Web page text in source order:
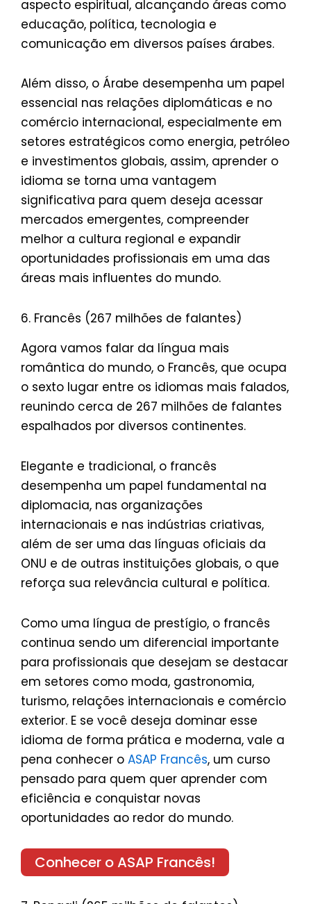
aspecto espiritual, alcançando áreas como
educação, política, tecnologia e
comunicação em diversos países árabes.
Além disso, o Árabe desempenha um papel
essencial nas relações diplomáticas e no
comércio internacional, especialmente em
setores estratégicos como energia, petróleo
e investimentos globais, assim, aprender o
idioma se torna uma vantagem
significativa para quem deseja acessar
mercados emergentes, compreender
melhor a cultura regional e expandir
oportunidades profissionais em uma das
áreas mais influentes do mundo.
6. Francês (267 milhões de falantes)
Agora vamos falar da língua mais
romântica do mundo, o Francês, que ocupa
o sexto lugar entre os idiomas mais falados,
reunindo cerca de 267 milhões de falantes
espalhados por diversos continentes.
Elegante e tradicional, o francês
desempenha um papel fundamental na
diplomacia, nas organizações
internacionais e nas indústrias criativas,
além de ser uma das línguas oficiais da
ONU e de outras instituições globais, o que
reforça sua relevância cultural e política.
Como uma língua de prestígio, o francês
continua sendo um diferencial importante
para profissionais que desejam se destacar
em setores como moda, gastronomia,
turismo, relações internacionais e comércio
exterior. E se você deseja dominar esse
idioma de forma prática e moderna, vale a
pena conhecer o ASAP Francês, um curso
pensado para quem quer aprender com
eficiência e conquistar novas
oportunidades ao redor do mundo.
Conhecer o ASAP Francês!